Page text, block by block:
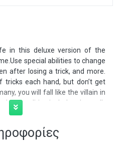
in this deluxe version of the
special abilities to change
after losing a trick, and more.
each hand, but don’t get
you will fall like the villain in
deluxe edition includes three all-
cards, goal cards, and poison